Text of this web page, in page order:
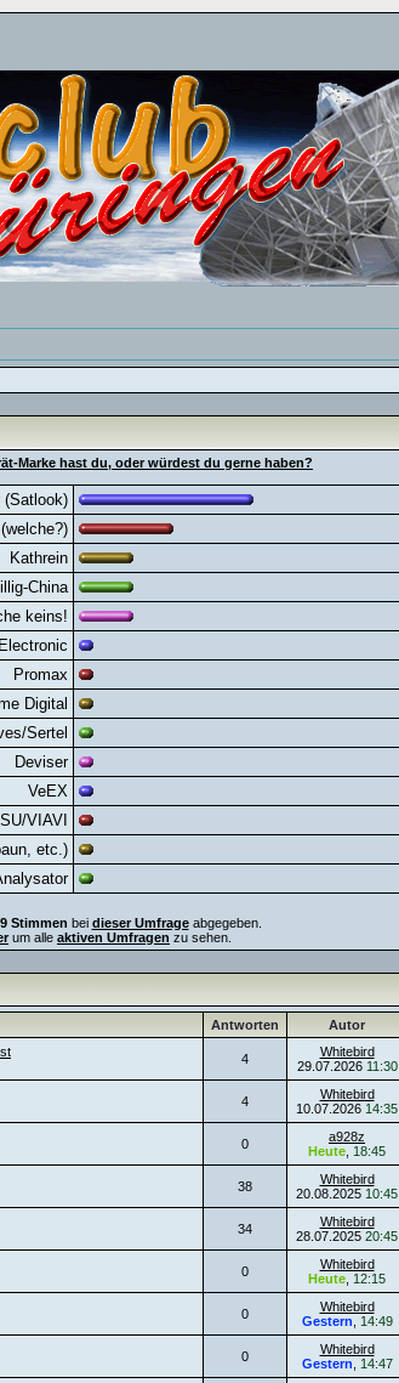
Marke hast du, oder würdest du gerne haben?
(Satlook)
Kathrein
China
keins!
Promax
Digital
Sertel
Deviser
VeEX
VIAVI
etc.)
9 Stimmen bei dieser Umfrageabgegeben.
um alle aktiven Umfragen zu sehen.
Antworten Autor
4
Whitebird
29.07.2026 11:30
4
Whitebird
10.07.2026 14:35
0
a928z
Heute 18:45
38
Whitebird
20.08.2025 10:45
34
Whitebird
28.07.2025 20:45
0
Whitebird
Heute 12:15
0
Whitebird
Gestern
14:49
0
Whitebird
Gestern
14:47